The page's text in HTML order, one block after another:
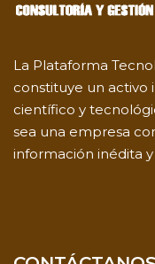
La Plataforma
constituye un activo
científico y
sea una empresa
información inédita